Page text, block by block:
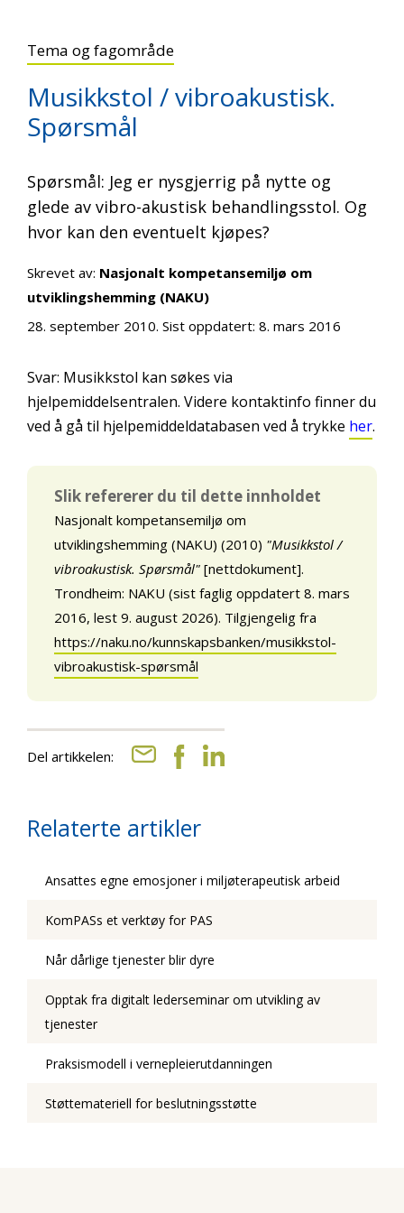
Tema og fagområde
Musikkstol / vibroakustisk.
Spørsmål
Spørsmål: Jeg er nysgjerrig på nytte og
glede av vibro-akustisk behandlingsstol. Og
hvor kan den eventuelt kjøpes?
Skrevet av: Nasjonalt kompetansemiljø om
utviklingshemming (NAKU)
28. september 2010. Sist oppdatert: 8. mars 2016
Svar: Musikkstol kan søkes via
hjelpemiddelsentralen. Videre kontaktinfo finner du
ved å gå til hjelpemiddeldatabasen ved å trykke her.
Slik refererer du til dette innholdet
Nasjonalt kompetansemiljø om
utviklingshemming (NAKU) (2010) "Musikkstol /
vibroakustisk. Spørsmål" [nettdokument].
Trondheim: NAKU (sist faglig oppdatert 8. mars
2016, lest 9. august 2026). Tilgjengelig fra
https://naku.no/kunnskapsbanken/musikkstol-
vibroakustisk-spørsmål
Del artikkelen:
Relaterte artikler
Ansattes egne emosjoner i miljøterapeutisk arbeid
KomPASs et verktøy for PAS
Når dårlige tjenester blir dyre
Opptak fra digitalt lederseminar om utvikling av
tjenester
Praksismodell i vernepleierutdanningen
Støttemateriell for beslutningsstøtte